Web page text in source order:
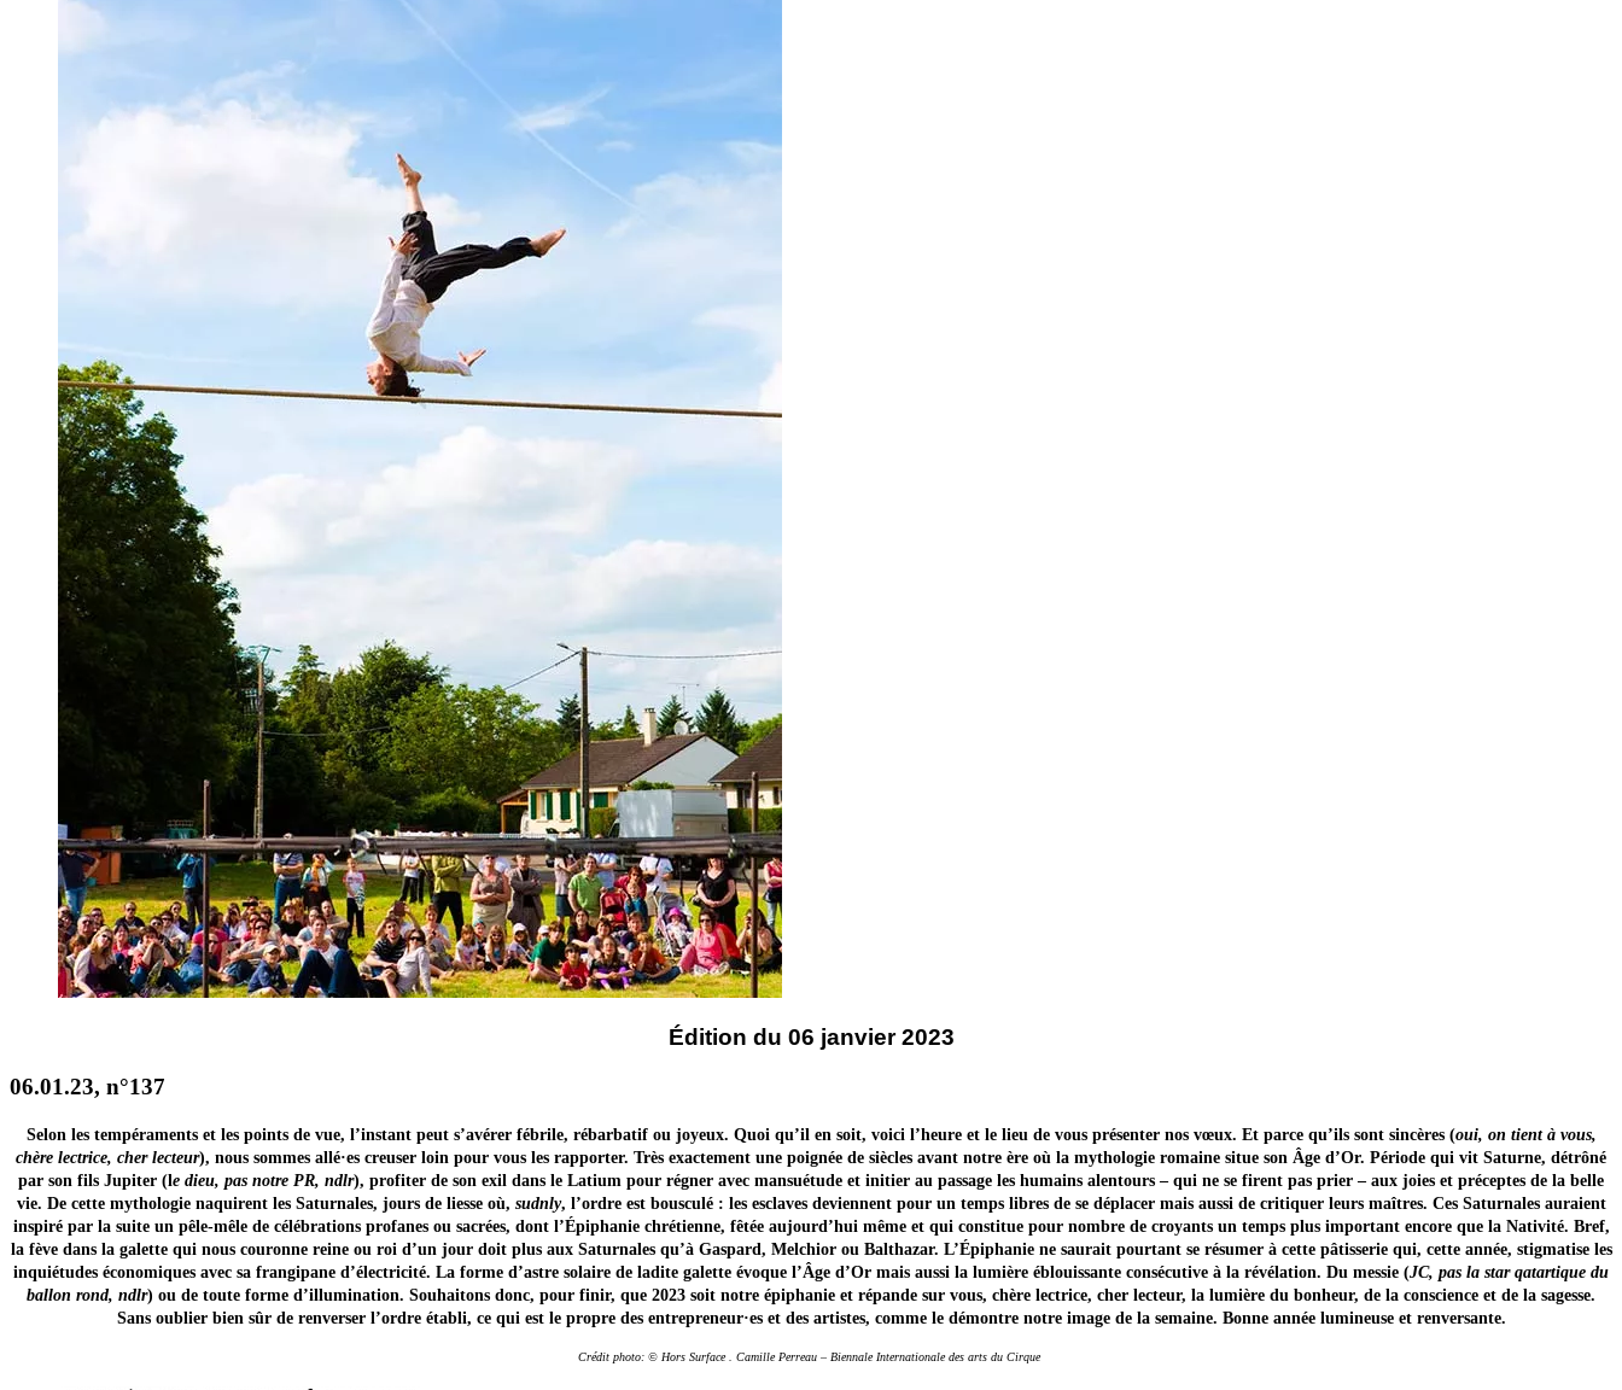
Édition du 06 janvier 2023
06.01.23, n°137
Selon les tempéraments et les points de vue, l’instant peut s’avérer fébrile, rébarbatif ou joyeux. Quoi qu’il en soit, voici l’heure et le lieu de vous présenter nos vœux. Et parce qu’ils sont sincères (oui, on tient à vous,
chère lectrice, cher lecteur), nous sommes allé·es creuser loin pour vous les rapporter. Très exactement une poignée de siècles avant notre ère où la mythologie romaine situe son Âge d’Or. Période qui vit Saturne, détrôné
par son fils Jupiter (le dieu, pas notre PR, ndlr), profiter de son exil dans le Latium pour régner avec mansuétude et initier au passage les humains alentours – qui ne se firent pas prier – aux joies et préceptes de la belle
vie. De cette mythologie naquirent les Saturnales, jours de liesse où, sudnly, l’ordre est bousculé : les esclaves deviennent pour un temps libres de se déplacer mais aussi de critiquer leurs maîtres. Ces Saturnales auraient
inspiré par la suite un pêle-mêle de célébrations profanes ou sacrées, dont l’Épiphanie chrétienne, fêtée aujourd’hui même et qui constitue pour nombre de croyants un temps plus important encore que la Nativité. Bref,
la fève dans la galette qui nous couronne reine ou roi d’un jour doit plus aux Saturnales qu’à Gaspard, Melchior ou Balthazar. L’Épiphanie ne saurait pourtant se résumer à cette pâtisserie qui, cette année, stigmatise les
inquiétudes économiques avec sa frangipane d’électricité. La forme d’astre solaire de ladite galette évoque l’Âge d’Or mais aussi la lumière éblouissante consécutive à la révélation. Du messie (JC, pas la star qatartique du
ballon rond, ndlr) ou de toute forme d’illumination. Souhaitons donc, pour finir, que 2023 soit notre épiphanie et répande sur vous, chère lectrice, cher lecteur, la lumière du bonheur, de la conscience et de la sagesse.
Sans oublier bien sûr de renverser l’ordre établi, ce qui est le propre des entrepreneur·es et des artistes, comme le démontre notre image de la semaine. Bonne année lumineuse et renversante.
Crédit photo: © Hors Surface . Camille Perreau – Biennale Internationale des arts du Cirque